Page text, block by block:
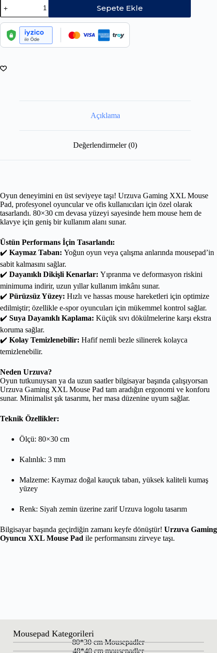
Sepete Ekle
Açıklama
Değerlendirmeler (0)
Oyun deneyimini en üst seviyeye taşı! Urzuva Gaming XXL Mouse
Pad, profesyonel oyuncular ve ofis kullanıcıları için özel olarak
tasarlandı. 80×30 cm devasa yüzeyi sayesinde hem mouse hem de
klavye için geniş bir kullanım alanı sunar.
Üstün Performans İçin Tasarlandı:
✔️ Kaymaz Taban: Yoğun oyun veya çalışma anlarında mousepad’in
sabit kalmasını sağlar.
✔️ Dayanıklı Dikişli Kenarlar: Yıpranma ve deformasyon riskini
minimuma indirir, uzun yıllar kullanım imkânı sunar.
✔️ Pürüzsüz Yüzey: Hızlı ve hassas mouse hareketleri için optimize
edilmiştir; özellikle e-spor oyuncuları için mükemmel kontrol sağlar.
✔️ Suya Dayanıklı Kaplama: Küçük sıvı dökülmelerine karşı ekstra
koruma sağlar.
✔️ Kolay Temizlenebilir: Hafif nemli bezle silinerek kolayca
temizlenebilir.
Neden Urzuva?
Oyun tutkunuysan ya da uzun saatler bilgisayar başında çalışıyorsan
Urzuva Gaming XXL Mouse Pad tam aradığın ergonomi ve konforu
sunar. Minimalist şık tasarımı, her masa düzenine uyum sağlar.
Teknik Özellikler:
Ölçü: 80×30 cm
Kalınlık: 3 mm
Malzeme: Kaymaz doğal kauçuk taban, yüksek kaliteli kumaş
yüzey
Renk: Siyah zemin üzerine zarif Urzuva logolu tasarım
Bilgisayar başında geçirdiğin zamanı keyfe dönüştür! Urzuva Gaming
Oyuncu XXL Mouse Pad ile performansını zirveye taşı.
Mousepad Kategorileri
80*30 cm Mousepadler
48*40 cm mousepadler